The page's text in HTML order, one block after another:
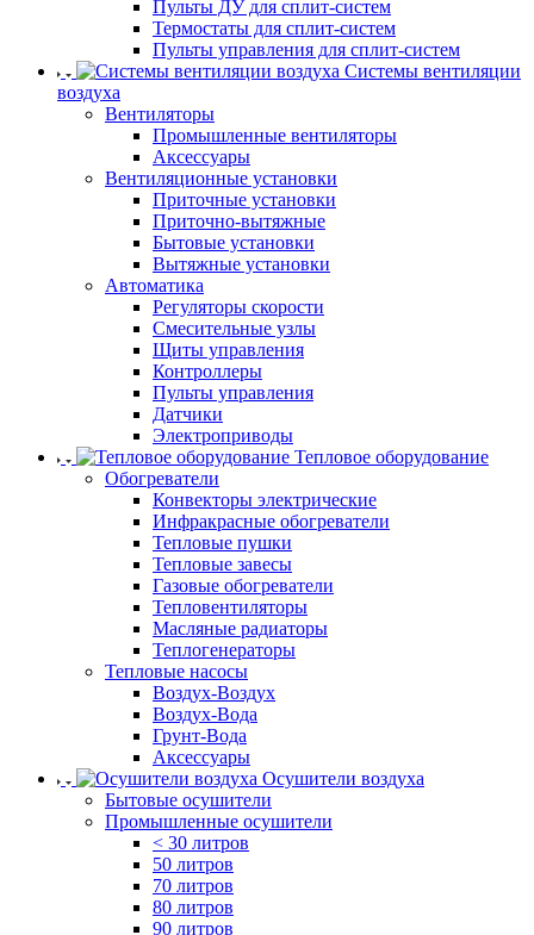
Пульты ДУ для сплит-систем
Термостаты для сплит-систем
Пульты управления для сплит-систем
Системы вентиляции
воздуха
Вентиляторы
Промышленные вентиляторы
Аксессуары
Вентиляционные установки
Приточные установки
Приточно-вытяжные
Бытовые установки
Вытяжные установки
Автоматика
Регуляторы скорости
Смесительные узлы
Щиты управления
Контроллеры
Пульты управления
Датчики
Электроприводы
Тепловое оборудование
Обогреватели
Конвекторы электрические
Инфракрасные обогреватели
Тепловые пушки
Тепловые завесы
Газовые обогреватели
Тепловентиляторы
Масляные радиаторы
Теплогенераторы
Тепловые насосы
Воздух-Воздух
Воздух-Вода
Грунт-Вода
Аксессуары
Осушители воздуха
Бытовые осушители
Промышленные осушители
< 30 литров
50 литров
70 литров
80 литров
90 литров